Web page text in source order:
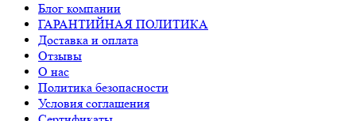
Блог компании
ГАРАНТИЙНАЯ ПОЛИТИКА
Доставка и оплата
Отзывы
О нас
Политика безопасности
Условия соглашения